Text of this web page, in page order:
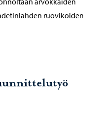
ruovikoiden